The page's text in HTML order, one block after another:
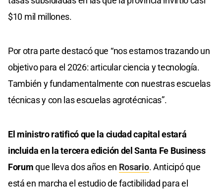
$10 mil millones.
Por otra parte destacó que “nos estamos trazando un
objetivo para el 2026: articular ciencia y tecnología.
También y fundamentalmente con nuestras escuelas
técnicas y con las escuelas agrotécnicas”.
El ministro ratificó que la ciudad capital estará
incluida en la tercera edición del Santa Fe Business
Forumque lleva dos años en Rosario. Anticipó que
está en marcha el estudio de factibilidad para el